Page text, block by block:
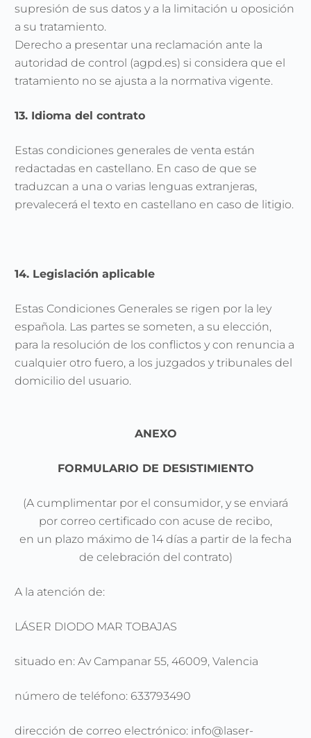
supresión de sus datos y a la limitación u oposición
a su tratamiento.
Derecho a presentar una reclamación ante la
autoridad de control (agpd.es) si considera que el
tratamiento no se ajusta a la normativa vigente.
13. Idioma del contrato
Estas condiciones generales de venta están
redactadas en castellano. En caso de que se
traduzcan a una o varias lenguas extranjeras,
prevalecerá el texto en castellano en caso de litigio.
14. Legislación aplicable
Estas Condiciones Generales se rigen por la ley
española. Las partes se someten, a su elección,
para la resolución de los conflictos y con renuncia a
cualquier otro fuero, a los juzgados y tribunales del
domicilio del usuario.
ANEXO
FORMULARIO DE DESISTIMIENTO
(A cumplimentar por el consumidor, y se enviará
por correo certificado con acuse de recibo,
en un plazo máximo de 14 días a partir de la fecha
de celebración del contrato)
A la atención de:
LÁSER DIODO MAR TOBAJAS
situado en: Av Campanar 55, 46009, Valencia
número de teléfono: 633793490
dirección de correo electrónico: info@laser-